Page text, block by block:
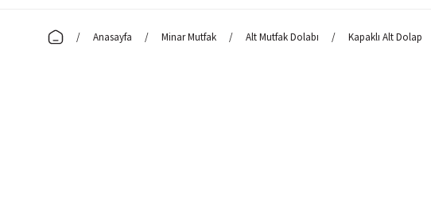
Anasayfa Minar Mutfak Alt Mutfak Dolabı Kapaklı Alt Dolap